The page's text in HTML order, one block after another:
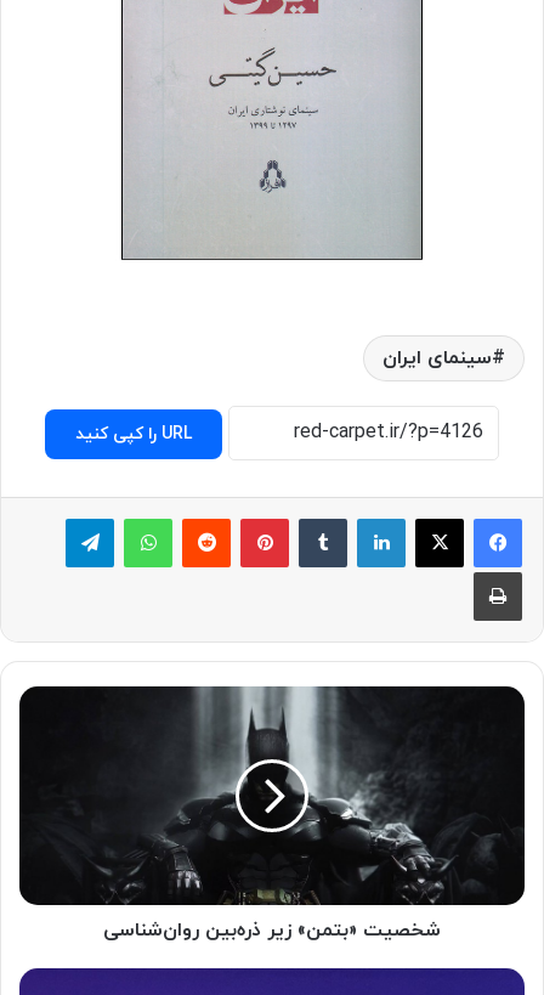
سینمای ایران
URL را کپی کنید
لینکدین پینترست ‫رددیت واتس آپ
چاپ
شخصیت «بتمن» زیر ذره‌بین روان‌شناسی